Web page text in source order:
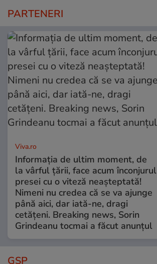
PARTENERI
Viva.ro
Informația de ultim moment, de
la vârful țării, face acum înconjurul
presei cu o viteză neașteptată!
Nimeni nu credea că se va ajunge
până aici, dar iată-ne, dragi
cetățeni. Breaking news, Sorin
Grindeanu tocmai a făcut anunțul
GSP